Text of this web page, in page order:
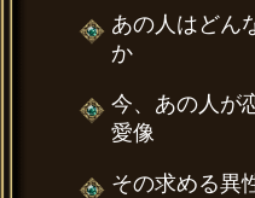
あの人はどん
か
今、あの人が
愛像
その求める異